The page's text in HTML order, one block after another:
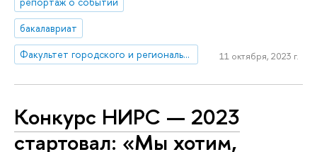
бакалавриат
Факультет городского и регионального развития
11 октября, 2023 г.
Конкурс НИРС — 2023
стартовал: «Мы хотим,